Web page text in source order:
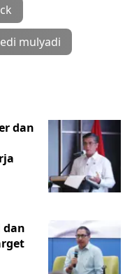
mulyadi
dan
dan